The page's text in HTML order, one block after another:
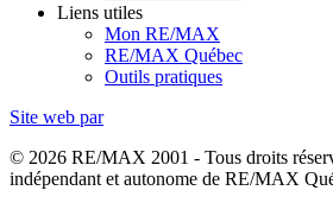
Liens utiles
Mon RE/MAX
RE/MAX Québec
Outils pratiques
Site web par
© 2026 RE/MAX 2001 - Tous droits
indépendant et autonome de RE/MAX